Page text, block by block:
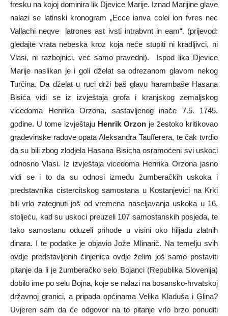
fresku na kojoj dominira lik Djevice Marije. Iznad Marijine glave
nalazi se latinski kronogram „Ecce ianva colei ion fvres nec
Vallachi neqve latrones ast ivsti intrabvnt in eam“. (prijevod:
gledajte vrata nebeska kroz koja neće stupiti ni kradljivci, ni
Vlasi, ni razbojnici, već samo pravedni). Ispod lika Djevice
Marije naslikan je i goli dželat sa odrezanom glavom nekog
Turčina. Da dželat u ruci drži baš glavu harambaše Hasana
Bisića vidi se iz izvještaja grofa i kranjskog zemaljskog
vicedoma Henrika Orzona, sastavljenog inače 7.5. 1745.
godine. U tome izvještaju Henrik Orzon je žestoko kritikovao
građevinske radove opata Aleksandra Taufferera, te čak tvrdio
da su bili zbog zlodjela Hasana Bisicha osramoćeni svi uskoci
odnosno Vlasi. Iz izvještaja vicedoma Henrika Orzona jasno
vidi se i to da su odnosi između žumberačkih uskoka i
predstavnika cistercitskog samostana u Kostanjevici na Krki
bili vrlo zategnuti još od vremena naseljavanja uskoka u 16.
stoljeću, kad su uskoci preuzeli 107 samostanskih posjeda, te
tako samostanu oduzeli prihode u visini oko hiljadu zlatnih
dinara. I te podatke je objavio Jože Mlinarič. Na temelju svih
ovdje predstavljenih činjenica ovdje želim još samo postaviti
pitanje da li je žumberačko selo Bojanci (Republika Slovenija)
dobilo ime po selu Bojna, koje se nalazi na bosansko-hrvatskoj
državnoj granici, a pripada općinama Velika Kladuša i Glina?
Uvjeren sam da će odgovor na to pitanje vrlo brzo ponuditi